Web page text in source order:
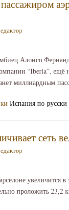
Алонсо
“Iberia”, ещё
миллиардным
Испания по-русски
сеть
увеличится в
проложить 23,2